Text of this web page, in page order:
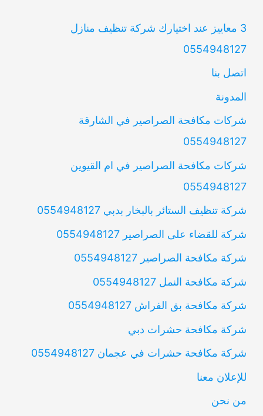
3 معاييز عند اختيارك شركة تنظيف منازل
0554948127
اتصل بنا
المدونة
شركات مكافحة الصراصير في الشارقة
0554948127
شركات مكافحة الصراصير في ام القيوين
0554948127
شركة تنظيف الستائر بالبخار بدبي 0554948127
شركة للقضاء على الصراصير 0554948127
شركة مكافحة الصراصير 0554948127
شركة مكافحة النمل 0554948127
شركة مكافحة بق الفراش 0554948127
شركة مكافحة حشرات دبي
شركة مكافحة حشرات في عجمان 0554948127
للإعلان معنا
من نحن